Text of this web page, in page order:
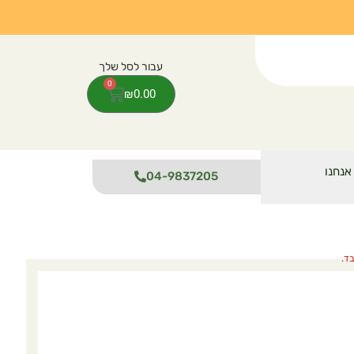
₪0.00
0
04-9837205